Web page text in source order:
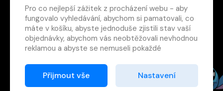
×
Máte u nás již
registrovaný
účet?
Registrací získáte slevu
na zboží ve výši 15 %
Pro co nejlepší zážitek z procházení webu - aby
fungovalo vyhledávání, abychom si pamatovali, co
máte v košíku, abyste jednoduše zjistili stav vaší
objednávky, abychom vás neobtěžovali nevhodnou
reklamou a abyste se nemuseli pokaždé
Proto od vás potřebujeme souhlas se
zpracováním souborů cookies
Přijmout vše Nastavení